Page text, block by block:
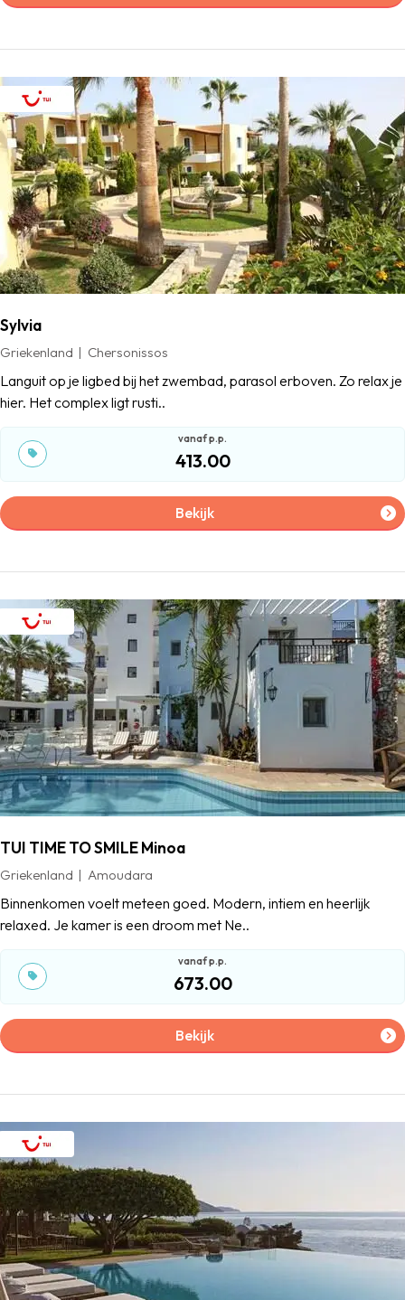
Sylvia
Griekenland Chersonissos
Languit op je ligbed bij het zwembad, parasol erboven. Zo relax je
hier. Het complex ligt rusti..
413.00
Bekijk
TUI TIME TO SMILE Minoa
Griekenland Amoudara
Binnenkomen voelt meteen goed. Modern, intiem en heerlijk
relaxed. Je kamer is een droom met Ne..
673.00
Bekijk